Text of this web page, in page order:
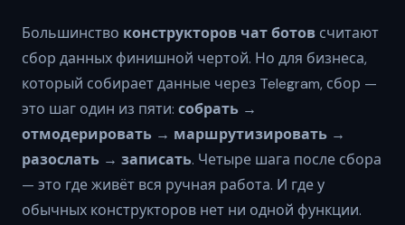
Большинство конструкторов чат ботов считают
сбор данных финишной чертой. Но для бизнеса,
который собирает данные через Telegram, сбор —
это шаг один из пяти: собрать →
отмодерировать → маршрутизировать →
разослать → записать. Четыре шага после сбора
— это где живёт вся ручная работа. И где у
обычных конструкторов нет ни одной функции.